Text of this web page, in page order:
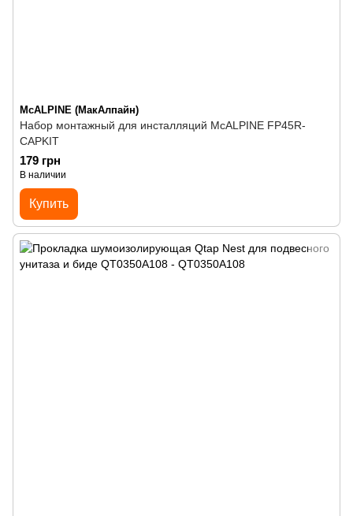
McALPINE (МакАлпайн)
Набор монтажный для инсталляций McALPINE FP45R-
CAPKIT
179 грн
В наличии
Купить